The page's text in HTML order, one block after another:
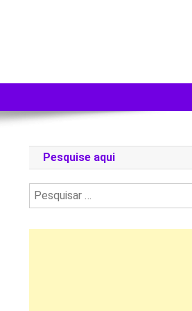
Pesquise aqui